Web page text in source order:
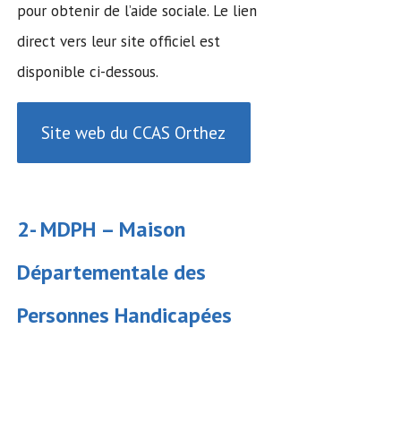
pour obtenir de l’aide sociale. Le lien
direct vers leur site officiel est
disponible ci-dessous.
Site web du CCAS Orthez
2- MDPH – Maison
Départementale des
Personnes Handicapées